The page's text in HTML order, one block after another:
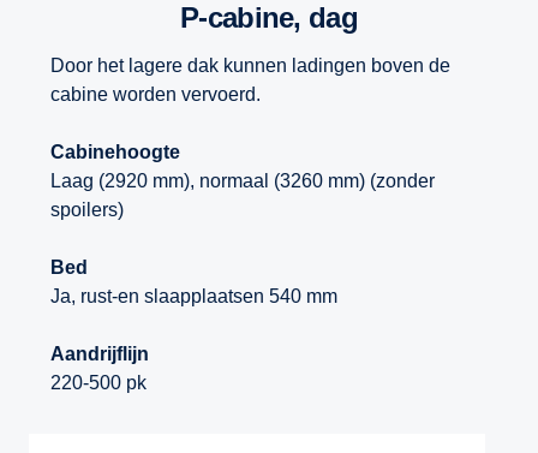
P-cabine, dag
Door het lagere dak kunnen ladingen boven de
cabine worden vervoerd.
Cabinehoogte
Laag (2920 mm), normaal (3260 mm) (zonder
spoilers)
Bed
Ja, rust-en slaapplaatsen 540 mm
Aandrijflijn
220-500 pk